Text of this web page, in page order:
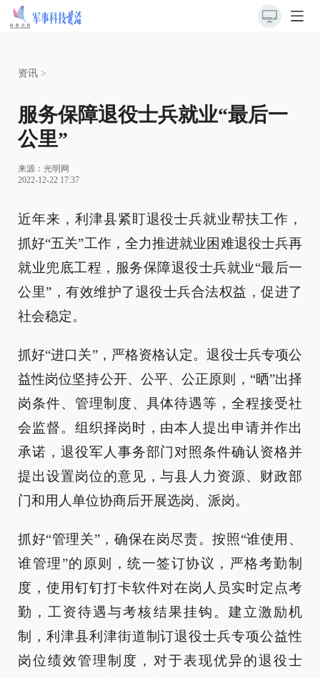
资讯 >
服务保障退役士兵就业“最后一
公里”
来源：光明网
2022-12-22 17:37
近年来，利津县紧盯退役士兵就业帮扶工作，
抓好“五关”工作，全力推进就业困难退役士兵再
就业兜底工程，服务保障退役士兵就业“最后一
公里”，有效维护了退役士兵合法权益，促进了
社会稳定。
抓好“进口关”，严格资格认定。退役士兵专项公
益性岗位坚持公开、公平、公正原则，“晒”出择
岗条件、管理制度、具体待遇等，全程接受社
会监督。组织择岗时，由本人提出申请并作出
承诺，退役军人事务部门对照条件确认资格并
提出设置岗位的意见，与县人力资源、财政部
门和用人单位协商后开展选岗、派岗。
抓好“管理关”，确保在岗尽责。按照“谁使用、
谁管理”的原则，统一签订协议，严格考勤制
度，使用钉钉打卡软件对在岗人员实时定点考
勤，工资待遇与考核结果挂钩。建立激励机
制，利津县利津街道制订退役士兵专项公益性
岗位绩效管理制度，对于表现优异的退役士